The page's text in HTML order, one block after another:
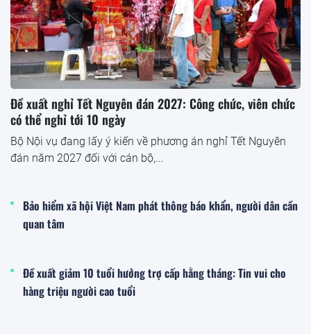
Đề xuất nghỉ Tết Nguyên đán 2027: Công chức, viên chức
có thể nghỉ tới 10 ngày
Bộ Nội vụ đang lấy ý kiến về phương án nghỉ Tết Nguyên
đán năm 2027 đối với cán bộ,...
Bảo hiểm xã hội Việt Nam phát thông báo khẩn, người dân cần
quan tâm
Đề xuất giảm 10 tuổi hưởng trợ cấp hằng tháng: Tin vui cho
hàng triệu người cao tuổi